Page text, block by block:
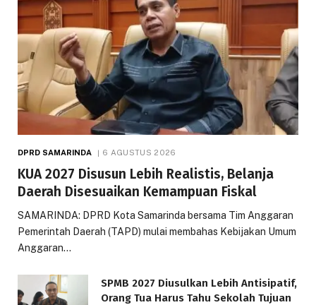
DPRD SAMARINDA 6 AGUSTUS 2026
KUA 2027 Disusun Lebih Realistis, Belanja
Daerah Disesuaikan Kemampuan Fiskal
SAMARINDA: DPRD Kota Samarinda bersama Tim Anggaran
Pemerintah Daerah (TAPD) mulai membahas Kebijakan Umum
Anggaran…
SPMB 2027 Diusulkan Lebih Antisipatif,
Orang Tua Harus Tahu Sekolah Tujuan